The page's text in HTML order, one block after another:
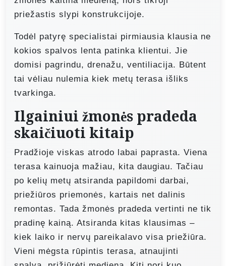
priežastis slypi konstrukcijoje.
Todėl patyrę specialistai pirmiausia klausia ne
kokios spalvos lenta patinka klientui. Jie
domisi pagrindu, drenažu, ventiliacija. Būtent
tai vėliau nulemia kiek metų terasa išliks
tvarkinga.
Ilgainiui žmonės pradeda
skaičiuoti kitaip
Pradžioje viskas atrodo labai paprasta. Viena
terasa kainuoja mažiau, kita daugiau. Tačiau
po kelių metų atsiranda papildomi darbai,
priežiūros priemonės, kartais net dalinis
remontas. Tada žmonės pradeda vertinti ne tik
pradinę kainą. Atsiranda kitas klausimas –
kiek laiko ir nervų pareikalavo visa priežiūra.
Vieni mėgsta rūpintis terasa, atnaujinti